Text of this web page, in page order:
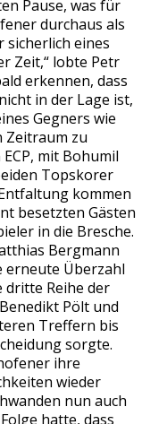
Pause, was für
durchaus als
sicherlich eines
Zeit,“ lobte Petr
erkennen, dass
in der Lage ist,
Gegners wie
Zeitraum zu
mit Bohumil
Topskorer
kommen
besetzten Gästen
in die Bresche.
Bergmann
erneute Überzahl
dritte Reihe der
Pölt und
Treffern bis
sorgte.
ihre
wieder
nun auch
hatte, dass